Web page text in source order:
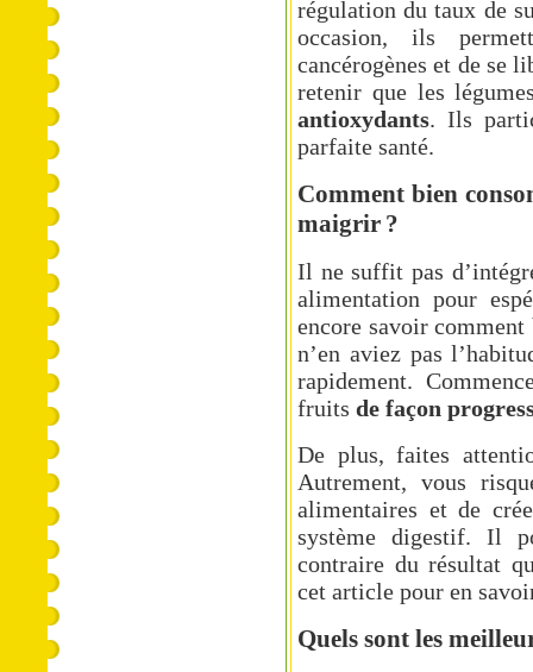
régulation du taux de
occasion, ils
cancérogènes et de se
retenir que les
antioxydants. Ils
parfaite santé.
Comment bien
maigrir ?
Il ne suffit pas
alimentation pour
encore savoir
n’en aviez pas
rapidement.
fruits de façon
De plus, faites
Autrement, vous
alimentaires et de
système digestif. Il
contraire du résultat
cet article pour en
Quels sont les